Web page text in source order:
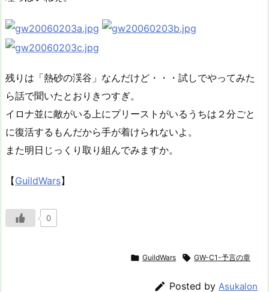
残りは「熱砂の渓谷」なんだけど・・・試しでやってみた
ら話で聞いたとおりきつすぎ。
イロナ並に敵がいる上にプリーストがいるうちは２分ごと
に復活するもんだから手が着けられないよ。
また明日じっくり取り組んでみますか。
【GuildWars】
0
 GuildWars  GW-C1-予言の章
 Posted by Asukalon